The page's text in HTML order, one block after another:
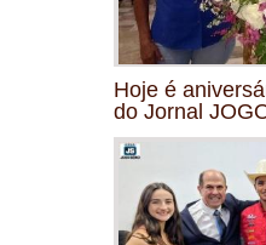
Hoje é
do Jornal